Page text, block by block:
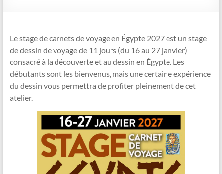
Le stage de carnets de voyage en Égypte 2027 est un stage
de dessin de voyage de 11 jours (du 16 au 27 janvier)
consacré à la découverte et au dessin en Égypte. Les
débutants sont les bienvenus, mais une certaine expérience
du dessin vous permettra de profiter pleinement de cet
atelier.